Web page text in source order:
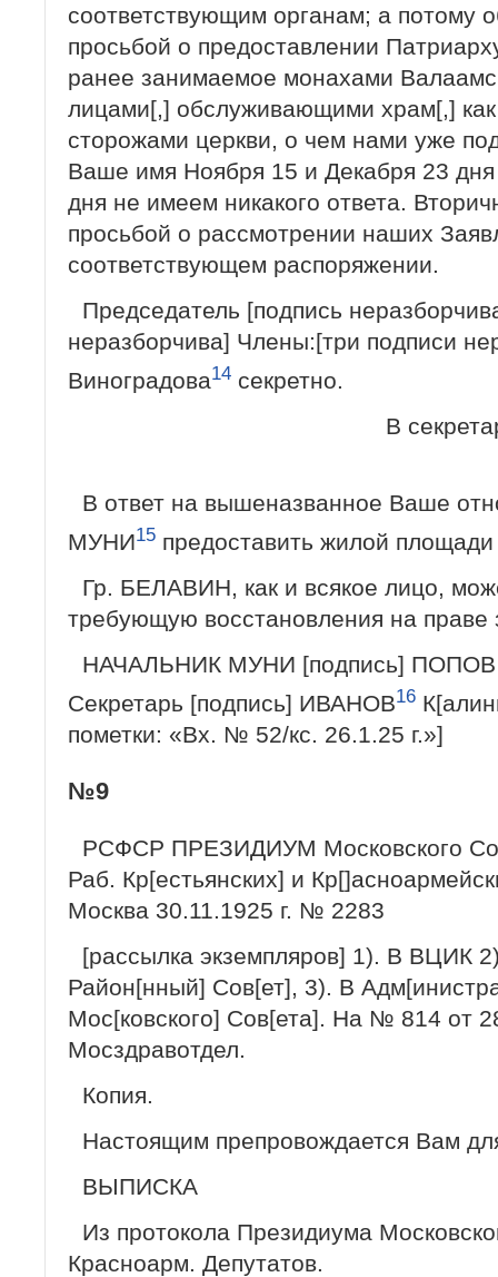
соответствующим органам; а потому
просьбой о предоставлении
ранее занимаемое монахами
лицами[,] обслуживающими храм[,] как
сторожами церкви, о чем нами уже
Ваше имя Ноября 15 и Декабря 23 дня
дня не имеем никакого ответа.
просьбой о рассмотрении наших
соответствующем распоряжении.
Председатель [подпись
неразборчива] Члены:[три подписи
Виноградова14 секретно.
В
В ответ на вышеназванное Ваше
МУНИ15 предоставить жилой
Гр. БЕЛАВИН, как и всякое лицо,
требующую восстановления на праве
НАЧАЛЬНИК МУНИ [подпись] ПОПОВ
Секретарь [подпись] ИВАНОВ16
пометки: «Вх. № 52/кс. 26.1.25 г.»]
№9
РСФСР ПРЕЗИДИУМ Московского
Раб. Кр[естьянских] и
Москва 30.11.1925 г. № 2283
[рассылка экземпляров] 1). В ВЦИК
Район[нный] Сов[ет], 3). В
Мос[ковского] Сов[ета]. На № 814 от
Мосздравотдел.
Копия.
Настоящим препровождается Вам
ВЫПИСКА
Из протокола Президиума
Красноарм. Депутатов.